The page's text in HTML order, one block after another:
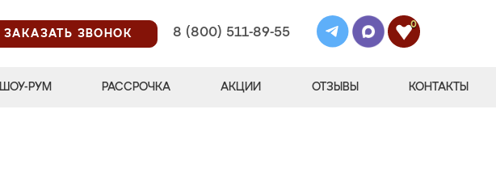
ЗАКАЗАТЬ ЗВОНОК
8 (800) 511-89-55
0
ШОУ-РУМ РАССРОЧКА АКЦИИ ОТЗЫВЫ КОНТАКТЫ